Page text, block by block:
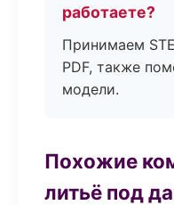
работаете?
Принимаем
PDF, также
модели.
Похожие
литьё под